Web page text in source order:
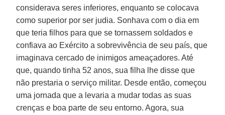
considerava seres inferiores, enquanto se colocava
como superior por ser judia. Sonhava com o dia em
que teria filhos para que se tornassem soldados e
confiava ao Exército a sobrevivência de seu país, que
imaginava cercado de inimigos ameaçadores. Até
que, quando tinha 52 anos, sua filha lhe disse que
não prestaria o serviço militar. Desde então, começou
uma jornada que a levaria a mudar todas as suas
crenças e boa parte de seu entorno. Agora, sua